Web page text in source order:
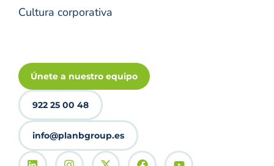
Cultura corporativa
Únete a nuestro equipo
922 25 00 48
info@planbgroup.es